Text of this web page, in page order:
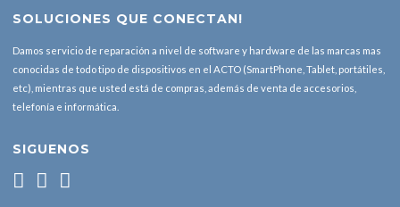
SOLUCIONES QUE CONECTAN!
Damos servicio de reparación a nivel de software y hardware de las marcas mas
conocidas de todo tipo de dispositivos en el ACTO (SmartPhone, Tablet, portátiles,
etc), mientras que usted está de compras, además de venta de accesorios,
telefonía e informática.
SIGUENOS